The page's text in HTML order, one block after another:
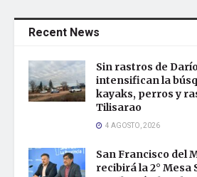
Recent News
Sin rastros de
intensifican la
kayaks, perros y
Tilisarao
4 AGOSTO, 2026
San Francisco del
recibirá la 2° Mesa